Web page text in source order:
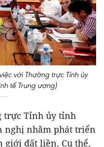
với Thường trực Tỉnh ủy
tế Trung ương)
trực Tỉnh ủy tỉnh
nghị nhằm phát triển
giới đất liền. Cụ thể,